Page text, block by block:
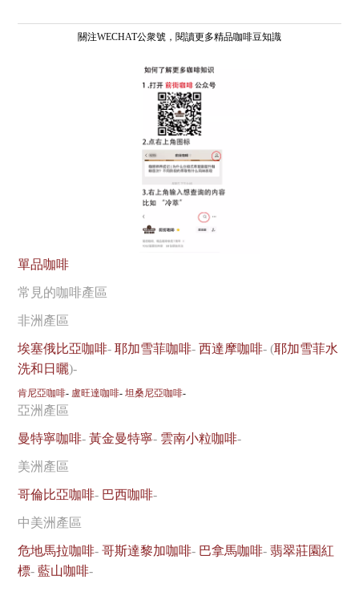
關注WECHAT公衆號，閱讀更多精品咖啡豆知識
單品咖啡
常見的咖啡產區
非洲產區
埃塞俄比亞咖啡-耶加雪菲咖啡-西達摩咖啡- (耶加雪菲水
洗和日曬)-
肯尼亞咖啡- 盧旺達咖啡-坦桑尼亞咖啡-
亞洲產區
曼特寧咖啡-黃金曼特寧- 雲南小粒咖啡-
美洲產區
哥倫比亞咖啡- 巴西咖啡-
中美洲產區
危地馬拉咖啡-哥斯達黎加咖啡- 巴拿馬咖啡-翡翠莊園紅
標-藍山咖啡-